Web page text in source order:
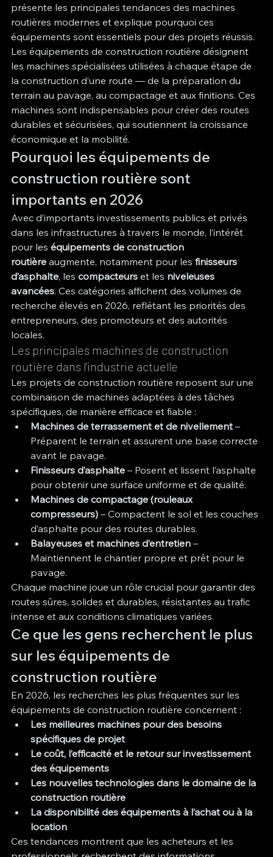
présente les principales tendances des machines
routières modernes et explique pourquoi ces
équipements sont essentiels pour des projets réussis.
Les équipements de construction routière désignent
les machines spécialisées utilisées à chaque étape de
la construction d’une route — de la préparation du
terrain au pavage, au compactage et aux finitions. Ces
machines sont indispensables pour créer des routes
durables et sécurisées, qui soutiennent la croissance
économique et la mobilité.
Pourquoi les équipements de
construction routière sont
importants en 2026
Avec d’importants investissements publics et privés
dans les infrastructures à travers le monde, l’intérêt
pour les équipements de construction
routière augmente, notamment pour les finisseurs
d’asphalte, les compacteurs et les niveleuses
avancées. Ces catégories affichent des volumes de
recherche élevés en 2026, reflétant les priorités des
entrepreneurs, des promoteurs et des autorités
locales.
Les principales machines de construction
routière dans l’industrie actuelle
Les projets de construction routière reposent sur une
combinaison de machines adaptées à des tâches
spécifiques, de manière efficace et fiable :
Machines de terrassement et de nivellement –
Préparent le terrain et assurent une base correcte
avant le pavage.
Finisseurs d’asphalte – Posent et lissent l’asphalte
pour obtenir une surface uniforme et de qualité.
Machines de compactage (rouleaux
compresseurs) – Compactent le sol et les couches
d’asphalte pour des routes durables.
Balayeuses et machines d’entretien –
Maintiennent le chantier propre et prêt pour le
pavage.
Chaque machine joue un rôle crucial pour garantir des
routes sûres, solides et durables, résistantes au trafic
intense et aux conditions climatiques variées.
Ce que les gens recherchent le plus
sur les équipements de
construction routière
En 2026, les recherches les plus fréquentes sur les
équipements de construction routière concernent :
Les meilleures machines pour des besoins
spécifiques de projet
Le coût, l’efficacité et le retour sur investissement
des équipements
Les nouvelles technologies dans le domaine de la
construction routière
La disponibilité des équipements à l’achat ou à la
location
Ces tendances montrent que les acheteurs et les